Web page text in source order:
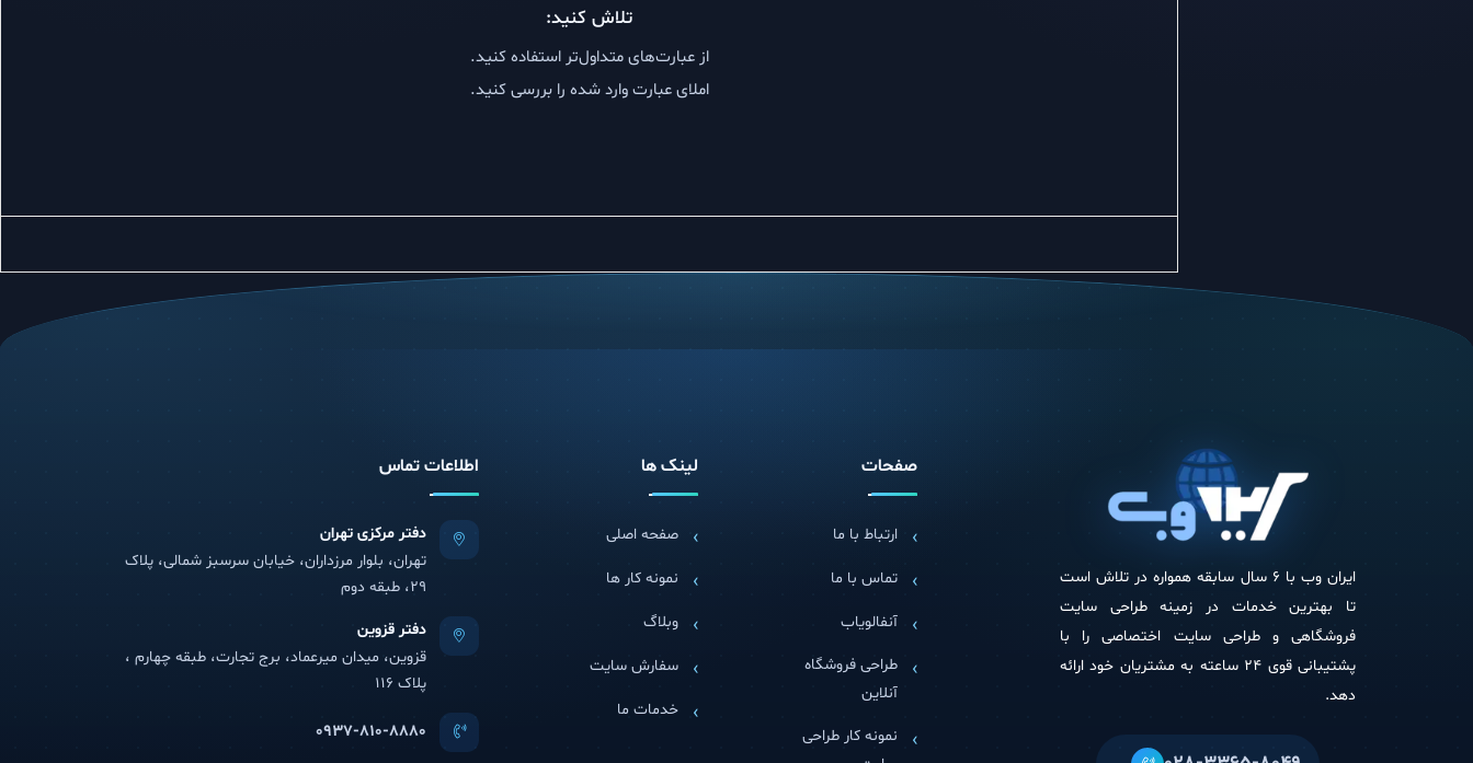
تلاش کنید:
از عبارت‌های متداول‌تر استفاده کنید.
املای عبارت وارد شده را بررسی کنید.
ایران وب با 6 سال سابقه همواره در تلاش است
تا بهترین خدمات در زمینه طراحی سایت
فروشگاهی و طراحی سایت اختصاصی را با
پشتیبانی قوی 24 ساعته به مشتریان خود ارائه
دهد.
صفحات
ارتباط با ما
تماس با ما
آنفالویاب
طراحی فروشگاه
آنلاین
نمونه کار طراحی
لینک ها
صفحه اصلی
نمونه کار ها
وبلاگ
سفارش سایت
خدمات ما
اطلاعات تماس
دفتر مرکزی تهران
تهران، بلوار مرزداران، خیابان سرسبز شمالی، پلاک
29، طبقه دوم
دفتر قزوین
قزوین، میدان میرعماد، برج تجارت، طبقه چهارم ،
پلاک 116
0937-810-8880